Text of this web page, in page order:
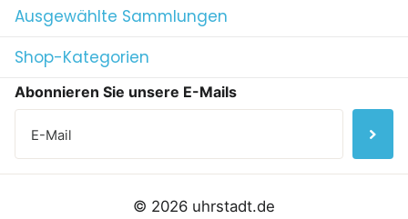
Ausgewählte Sammlungen
Shop-Kategorien
Abonnieren Sie unsere E-Mails
© 2026 uhrstadt.de